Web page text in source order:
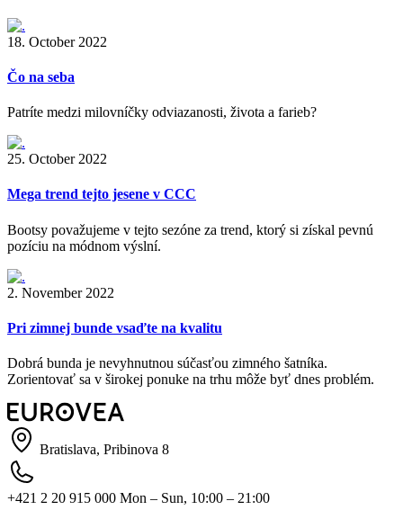
18. October 2022
Čo na seba
Patríte medzi milovníčky odviazanosti, života a farieb?
25. October 2022
Mega trend tejto jesene v CCC
Bootsy považujeme v tejto sezóne za trend, ktorý si získal pevnú
pozíciu na módnom výslní.
2. November 2022
Pri zimnej bunde vsaďte na kvalitu
Dobrá bunda je nevyhnutnou súčasťou zimného šatníka.
Zorientovať sa v širokej ponuke na trhu môže byť dnes problém.
Bratislava, Pribinova 8
+421 2 20 915 000 Mon – Sun, 10:00 – 21:00